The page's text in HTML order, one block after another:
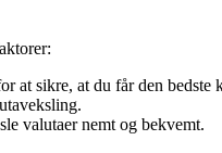
at sikre, at du får den bedste
valutaer nemt og bekvemt.